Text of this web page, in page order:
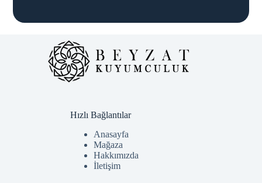
Hızlı Bağlantılar
Anasayfa
Mağaza
Hakkımızda
İletişim